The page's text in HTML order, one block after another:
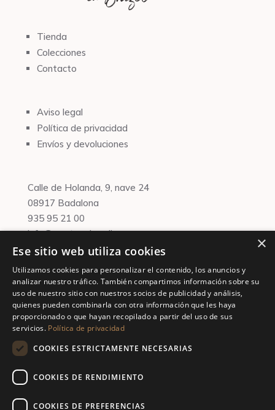
Tienda
Colecciones
Contacto
Aviso legal
Política de privacidad
Envíos y devoluciones
Calle de Holanda, 9, nave 24
08917 Badalona
935 95 21 00
info@martaenbrazil.com
Financiado por la Unión Europea –
NextGenerationEU
×
Ese sitio web utiliza cookies
Utilizamos cookies para personalizar el contenido, los anuncios y
analizar nuestro tráfico. También compartimos información sobre su
uso de nuestro sitio con nuestros socios de publicidad y análisis,
quienes pueden combinarla con otra información que les haya
proporcionado o que hayan recopilado a partir del uso de sus
servicios. Política de privacidad
COOKIES ESTRICTAMENTE NECESARIAS
COOKIES DE RENDIMIENTO
COOKIES DE PREFERENCIAS